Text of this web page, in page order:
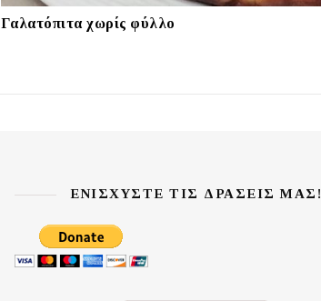
Γαλατόπιτα χωρίς φύλλο
ΕΝΙΣΧΎΣΤΕ ΤΙΣ ΔΡΆΣΕΙΣ ΜΑΣ!